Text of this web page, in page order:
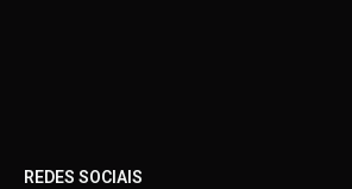
REDES SOCIAIS